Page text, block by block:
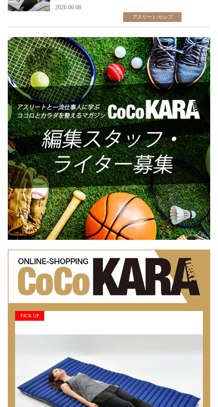
2026.06.08
アスリート/セレブ
PICK UP